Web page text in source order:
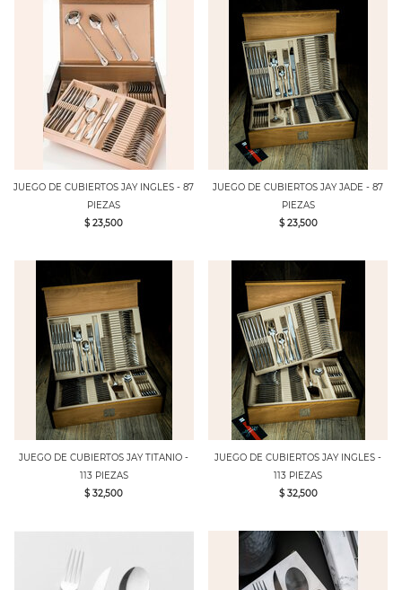
JUEGO DE CUBIERTOS JAY INGLES - 87
PIEZAS
$ 23,500
JUEGO DE CUBIERTOS JAY JADE - 87
PIEZAS
$ 23,500
JUEGO DE CUBIERTOS JAY TITANIO -
113 PIEZAS
$ 32,500
JUEGO DE CUBIERTOS JAY INGLES -
113 PIEZAS
$ 32,500